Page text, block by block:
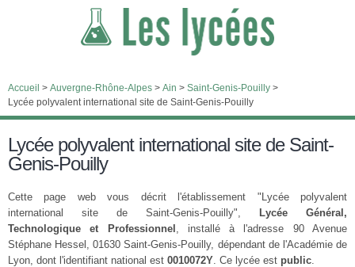
Accueil > Auvergne-Rhône-Alpes > Ain > Saint-Genis-Pouilly >
Lycée polyvalent international site de Saint-Genis-Pouilly
Lycée polyvalent international site de Saint-
Genis-Pouilly
Cette page web vous décrit l'établissement "Lycée polyvalent
international site de Saint-Genis-Pouilly",
Lycée Général,
Technologique et Professionnel , installé à l'adresse 90 Avenue
Stéphane Hessel, 01630 Saint-Genis-Pouilly, dépendant de l'Académie de
Lyon, dont l'identifiant national est 0010072Y. Ce lycée est public.